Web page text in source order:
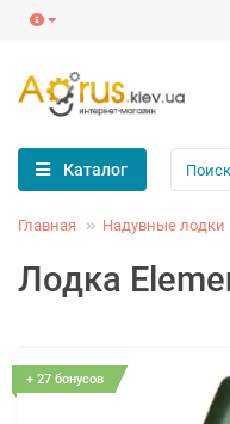
Каталог
Главная Надувные лодки
Лодка
+ 27 бонусов